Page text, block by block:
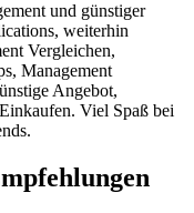
und günstiger
weiterhin
Vergleichen,
Management
Angebot,
Viel Spaß bei